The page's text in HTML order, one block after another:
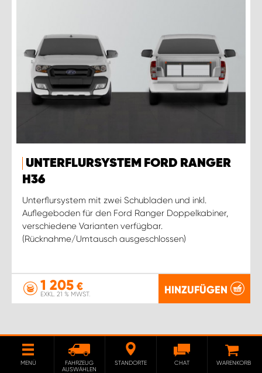
UNTERFLURSYSTEM FORD RANGER
H36
Unterflursystem mit zwei Schubladen und inkl.
Auflegeboden für den Ford Ranger Doppelkabiner,
verschiedene Varianten verfügbar.
(Rücknahme/Umtausch ausgeschlossen)
1 205 €
EXKL. 21 % MWST. HINZUFÜGEN
MENÜ
FAHRZEUG
AUSWÄHLEN
STANDORTE CHAT WARENKORB